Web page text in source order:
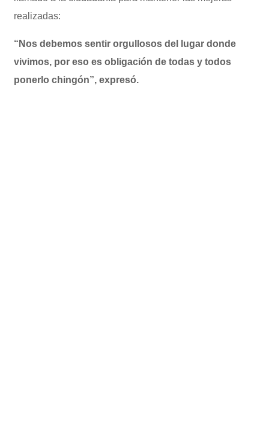
realizadas:
“Nos debemos sentir orgullosos del lugar donde
vivimos, por eso es obligación de todas y todos
ponerlo chingón”, expresó.